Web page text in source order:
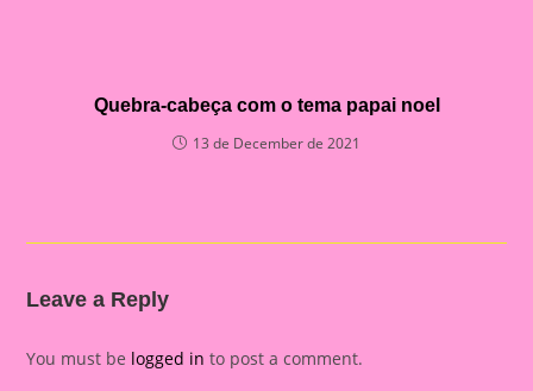
Quebra-cabeça com o tema papai noel
13 de December de 2021
Leave a Reply
You must be logged in to post a comment.